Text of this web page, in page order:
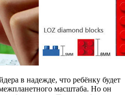
в надежде, что ребёнку будет
масштаба. Но он